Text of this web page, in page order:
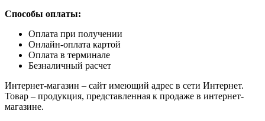
Способы оплаты:
Оплата при получении
Онлайн-оплата картой
Оплата в терминале
Безналичный расчет
Интернет-магазин – сайт имеющий адрес в сети Интернет.
Товар – продукция, представленная к продаже в интернет-
магазине.